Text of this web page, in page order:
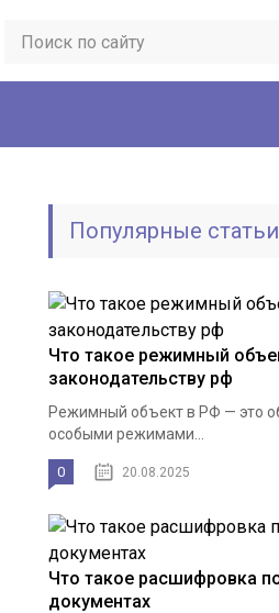
Популярные статьи
Что такое режимный
законодательству рф
Режимный объект в РФ — это
особыми режимами...
0 20.08.2025
Что такое расшифровка
документах